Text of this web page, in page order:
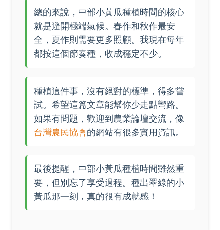
總的來說，中部小黃瓜種植時間的核心
就是避開極端氣候。春作和秋作最安
全，夏作則需要更多照顧。我現在每年
都按這個節奏種，收成穩定不少。
種植這件事，沒有絕對的標準，得多嘗
試。希望這篇文章能幫你少走點彎路。
如果有問題，歡迎到農業論壇交流，像
台灣農民協會的網站有很多實用資訊。
最後提醒，中部小黃瓜種植時間雖然重
要，但別忘了享受過程。種出翠綠的小
黃瓜那一刻，真的很有成就感！